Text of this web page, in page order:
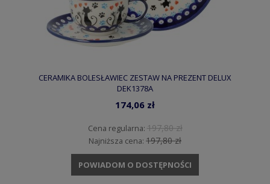
CERAMIKA BOLESŁAWIEC ZESTAW NA PREZENT DELUX
DEK1378A
174,06 zł
Cena regularna: 197,80 zł
Najniższa cena: 197,80 zł
POWIADOM O DOSTĘPNOŚCI